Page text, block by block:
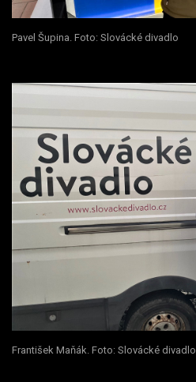
Pavel Šupina. Foto: Slovácké divadlo
František Maňák. Foto: Slovácké divadlo